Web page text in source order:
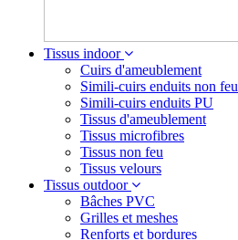
Tissus indoor
Cuirs d'ameublement
Simili-cuirs enduits non feu
Simili-cuirs enduits PU
Tissus d'ameublement
Tissus microfibres
Tissus non feu
Tissus velours
Tissus outdoor
Bâches PVC
Grilles et meshes
Renforts et bordures